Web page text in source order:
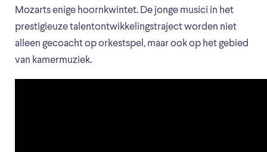
Mozarts enige hoornkwintet. De jonge musici in het
prestigieuze talentontwikkelingstraject worden niet
alleen gecoacht op orkestspel, maar ook op het gebied
van kamermuziek.